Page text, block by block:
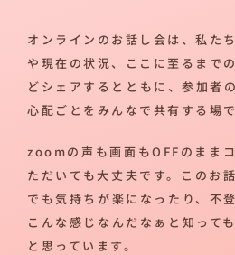
オンラインのお話し会は、私た
や現在の状況、ここに至るまで
どシェアするとともに、参加者
心配ごとをみんなで共有する場で
zoomの声も画面もOFFのまま
ただいても大丈夫です。このお
でも気持ちが楽になったり、不
こんな感じなんだなぁと知って
と思っています。